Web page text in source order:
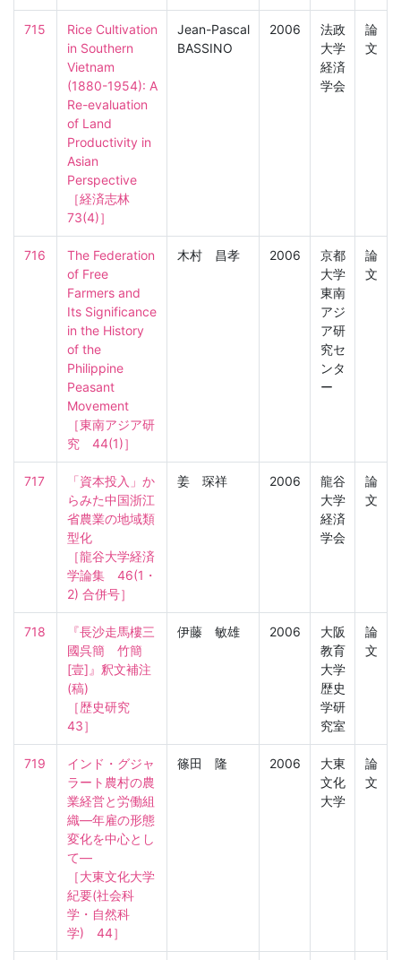
715
Rice Cultivation
in Southern
Vietnam
(1880-1954): A
Re-evaluation
of Land
Productivity in
Asian
Perspective
［経済志林
73(4)］
Jean-Pascal
BASSINO
2006
法政
大学
経済
学会
論
文
716
The Federation
of Free
Farmers and
Its Significance
in the History
of the
Philippine
Peasant
Movement
［東南アジア研
究　44(1)］
木村 昌孝 2006
京都
大学
東南
アジ
ア研
究セ
ンタ
ー
論
文
717
「資本投入」か
らみた中国浙江
省農業の地域類
型化
［龍谷大学経済
学論集　46(1・
2) 合併号］
姜 琛祥 2006
龍谷
大学
経済
学会
論
文
718
『長沙走馬樓三
國呉簡　竹簡
[壹]』釈文補注
(稿)
［歴史研究
43］
伊藤 敏雄 2006
大阪
教育
大学
歴史
学研
究室
論
文
719
インド・グジャ
ラート農村の農
業経営と労働組
織―年雇の形態
変化を中心とし
て―
［大東文化大学
紀要(社会科
学・自然科
学)　44］
篠田 隆 2006
大東
文化
大学
論
文